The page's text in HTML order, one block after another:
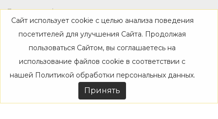
Политика конфиденциальности
Магазин
Каталог
Дизайнерам
Акции
Сайт использует cookie с целью анализа поведения
посетителей для улучшения Сайта. Продолжая
пользоваться Сайтом, вы соглашаетесь на
использование файлов cookie в соответствии с
нашей Политикой обработки персональных данных.
Принять